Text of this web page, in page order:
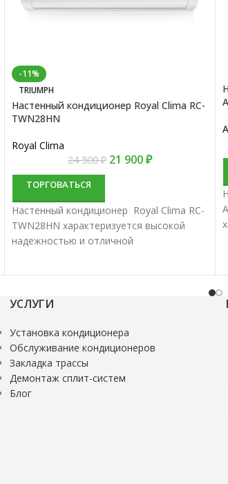
-11%
TRIUMPH
Настенный кондиционер Royal Clima RC-
TWN28HN
Royal Clima
24 500₽ 21 900₽
ТОРГОВАТЬСЯ
Настенный кондиционер Royal Clima RC-
TWN28HN характеризуется высокой
надежностью и отличной
средних помещений.
УСЛУГИ
Установка кондиционера
Обслуживание кондиционеров
Закладка трассы
Демонтаж сплит-систем
Блог